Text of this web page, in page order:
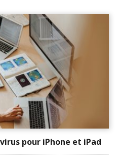
pour iPhone et iPad